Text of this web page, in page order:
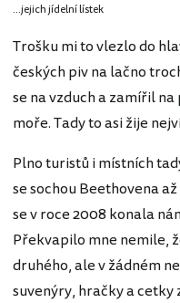
...jejich jídelní lístek
Trošku mi to vlezlo do
českých piv na lačno
se na vzduch a zamířil
moře. Tady to asi žije
Plno turistů i místních
se sochou Beethovena
se v roce 2008 konala
Překvapilo mne nemile,
druhého, ale v žádném
suvenýry, hračky a